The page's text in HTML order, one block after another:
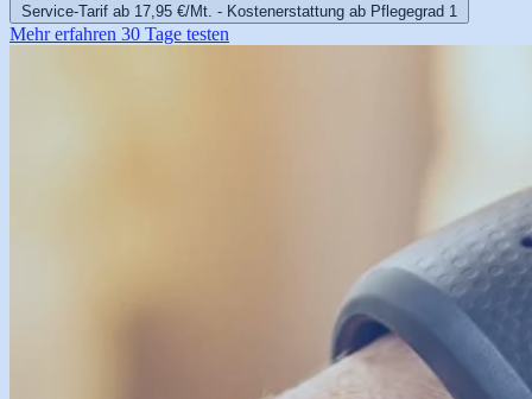
Service-Tarif ab 17,95 €/Mt. - Kostenerstattung ab Pflegegrad 1
Mehr erfahren 30 Tage testen